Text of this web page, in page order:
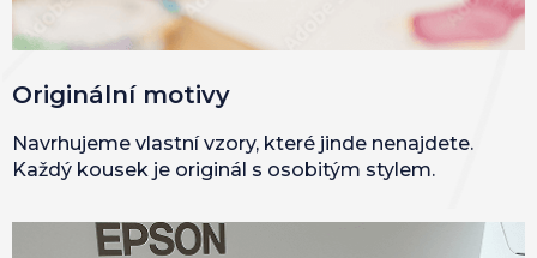
Originální motivy
Navrhujeme vlastní vzory, které jinde nenajdete.
Každý kousek je originál s osobitým stylem.